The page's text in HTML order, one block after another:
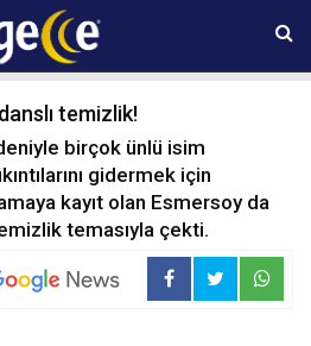
Pazar 09:31
temizlik!
birçok ünlü isim
gidermek için
kayıt olan Esmersoy da
temasıyla çekti.